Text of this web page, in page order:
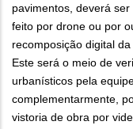
pavimentos, deverá
feito por drone ou por
recomposição digital
Este será o meio de
urbanísticos pela
complementarmente,
vistoria de obra por